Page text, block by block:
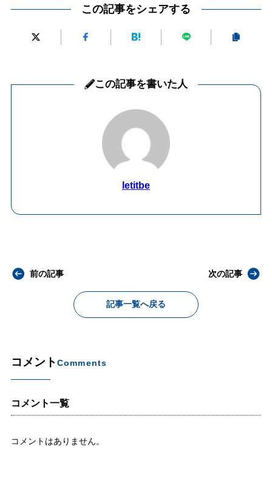
この記事をシェアする
この記事を書いた人
letitbe
前の記事
記事一覧へ戻る
次の記事
コメントComments
コメント一覧
コメントはありません。